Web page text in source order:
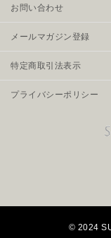
お問い合わせ
メールマガジン登録
特定商取引法表示
プライバシーポリシー
© 2024